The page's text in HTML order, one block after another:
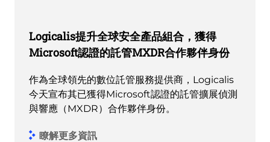
Logicalis提升全球安全產品組合，獲得
Microsoft認證的託管MXDR合作夥伴身份
作為全球領先的數位託管服務提供商，Logicalis
今天宣布其已獲得Microsoft認證的託管擴展偵測
與響應（MXDR）合作夥伴身份。
瞭解更多資訊